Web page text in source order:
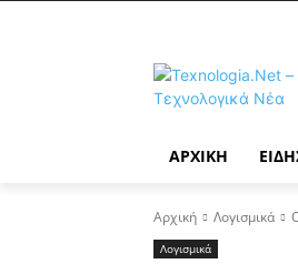
ΑΡΧΙΚΉ
Αρχική Λογισμικά
Λογισμικά